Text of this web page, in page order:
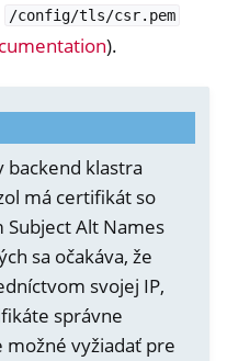
/config/tls/csr.pem
).
backend klastra
má certifikát so
Alt Names
sa očakáva, že
svojej IP,
správne
možné vyžiadať pre